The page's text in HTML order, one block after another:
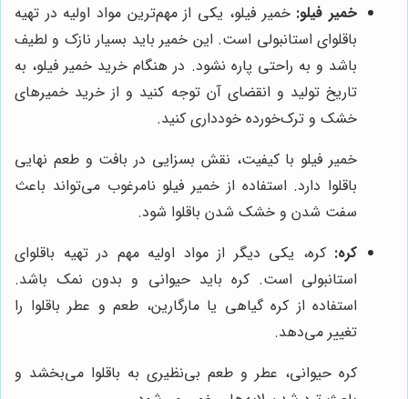
خمیر فیلو: خمیر فیلو، یکی از مهم‌ترین مواد اولیه در تهیه
باقلوای استانبولی است. این خمیر باید بسیار نازک و لطیف
باشد و به راحتی پاره نشود. در هنگام خرید خمیر فیلو، به
تاریخ تولید و انقضای آن توجه کنید و از خرید خمیرهای
خشک و ترک‌خورده خودداری کنید.
خمیر فیلو با کیفیت، نقش بسزایی در بافت و طعم نهایی
باقلوا دارد. استفاده از خمیر فیلو نامرغوب می‌تواند باعث
سفت شدن و خشک شدن باقلوا شود.
کره: کره، یکی دیگر از مواد اولیه مهم در تهیه باقلوای
استانبولی است. کره باید حیوانی و بدون نمک باشد.
استفاده از کره گیاهی یا مارگارین، طعم و عطر باقلوا را
تغییر می‌دهد.
کره حیوانی، عطر و طعم بی‌نظیری به باقلوا می‌بخشد و